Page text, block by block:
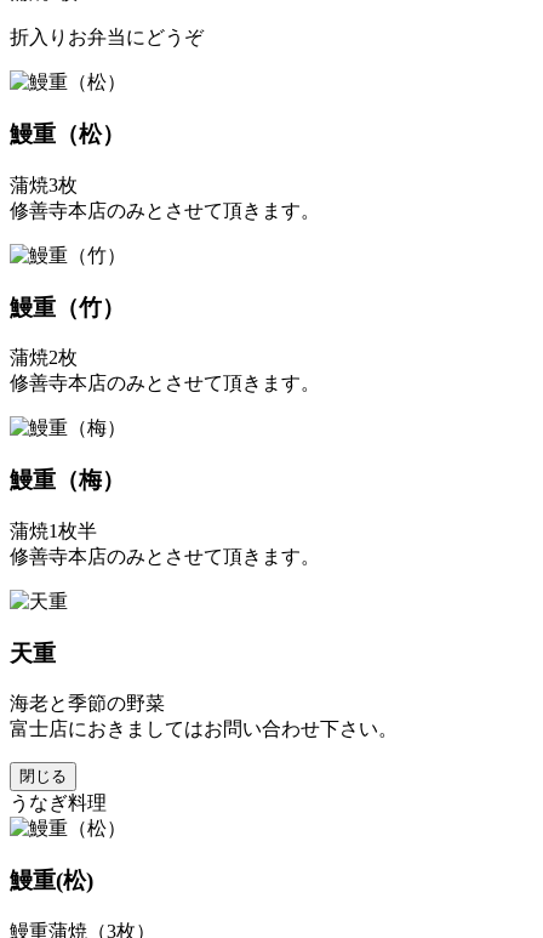
折入りお弁当にどうぞ
鰻重（松）
蒲焼3枚
修善寺本店のみとさせて頂きます。
鰻重（竹）
蒲焼2枚
修善寺本店のみとさせて頂きます。
鰻重（梅）
蒲焼1枚半
修善寺本店のみとさせて頂きます。
天重
海老と季節の野菜
富士店におきましてはお問い合わせ下さい。
閉じる
うなぎ料理
鰻重(松)
鰻重蒲焼（3枚）